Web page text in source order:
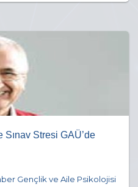
Stresi GAÜ’de
Gençlik ve Aile Psikolojisi